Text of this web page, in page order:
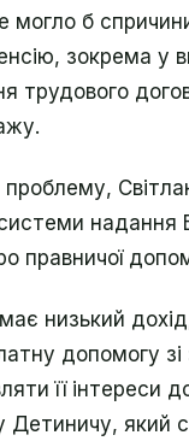
могло б
зокрема у
трудового
правничої
низький
допомогу
її інтереси
Детиничу, який